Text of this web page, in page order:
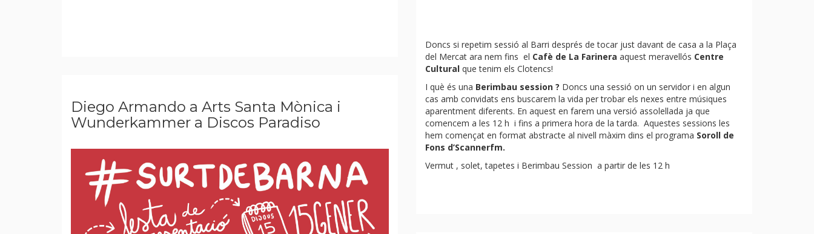
Doncs si repetim sessió al Barri després de tocar just davant de casa a la Plaça
del Mercat ara nem fins el Cafè de La Farinera aquest meravellós Centre
Cultural que tenim els Clotencs!
I què és una Berimbau session ? Doncs una sessió on un servidor i en algun
cas amb convidats ens buscarem la vida per trobar els nexes entre músiques
aparentment diferents. En aquest en farem una versió assolellada ja que
comencem a les 12 h i fins a primera hora de la tarda. Aquestes sessions les
hem començat en format abstracte al nivell màxim dins el programa Soroll de
Fons d’Scannerfm.
Vermut , solet, tapetes i Berimbau Session a partir de les 12 h
Diego Armando a Arts Santa Mònica i
Wunderkammer a Discos Paradiso